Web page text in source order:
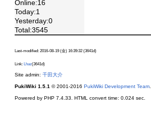
Online:16
Today:1
Yesterday:0
Total:3545
Last-modified: 2016-08-19 (金) 16:39:32 (3641d)
Link: Lhaz(3641d)
Site admin: 千田大介
PukiWiki 1.5.1 © 2001-2016 PukiWiki Development Team.
Powered by PHP 7.4.33. HTML convert time: 0.024 sec.